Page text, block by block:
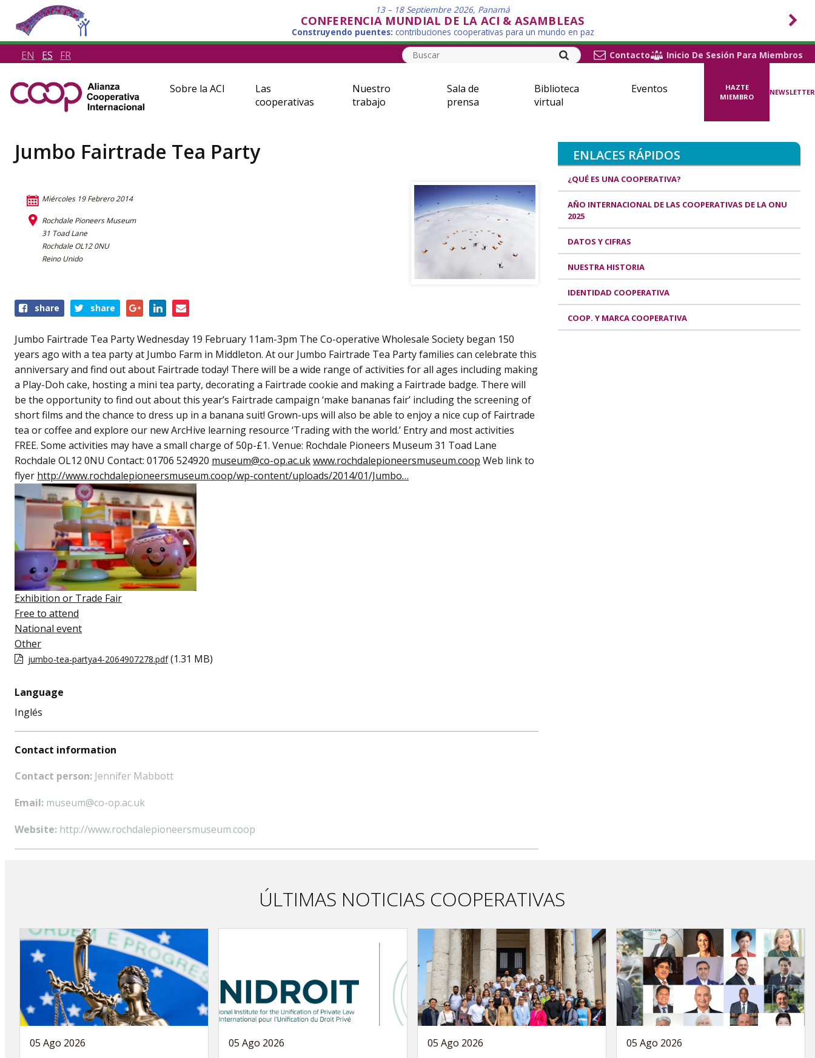
13 – 18 Septiembre 2026, Panamá
CONFERENCIA MUNDIAL DE LA ACI & ASAMBLEAS
Construyendo puentes: contribuciones cooperativas para un mundo en paz
EN ES FR Contacto Inicio De Sesión Para Miembros
Sobre la ACI
Las
cooperativas
Nuestro
trabajo
Sala de
prensa
Biblioteca
virtual
Eventos
HAZTE
MIEMBRO
NEWSLETTER
Jumbo Fairtrade Tea Party
Miércoles 19 Febrero 2014
Rochdale Pioneers Museum
31 Toad Lane
Rochdale OL12 0NU
Reino Unido
Share
event
share share
Jumbo Fairtrade Tea Party Wednesday 19 February 11am-3pm The Co-operative Wholesale Society began 150
years ago with a tea party at Jumbo Farm in Middleton. At our Jumbo Fairtrade Tea Party families can celebrate this
anniversary and find out about Fairtrade today! There will be a wide range of activities for all ages including making
a Play-Doh cake, hosting a mini tea party, decorating a Fairtrade cookie and making a Fairtrade badge. There will
be the opportunity to find out about this year’s Fairtrade campaign ‘make bananas fair’ including the screening of
short films and the chance to dress up in a banana suit! Grown-ups will also be able to enjoy a nice cup of Fairtrade
tea or coffee and explore our new ArcHive learning resource ‘Trading with the world.’ Entry and most activities
FREE. Some activities may have a small charge of 50p-£1. Venue: Rochdale Pioneers Museum 31 Toad Lane
Rochdale OL12 0NU Contact: 01706 524920 museum@co-op.ac.ukwww.rochdalepioneersmuseum.coop Web link to
flyer http://www.rochdalepioneersmuseum.coop/wp-content/uploads/2014/01/Jumbo…
Exhibition or Trade Fair
Free to attend
National event
Other
jumbo-tea-partya4-2064907278.pdf (1.31 MB)
Language
Inglés
Contact information
Contact person: Jennifer Mabbott
Email: museum@co-op.ac.uk
Website: http://www.rochdalepioneersmuseum.coop
ÚLTIMAS NOTICIAS COOPERATIVAS
05 Ago 2026 05 Ago 2026 05 Ago 2026 05 Ago 2026
ENLACES RÁPIDOS
¿QUÉ ES UNA COOPERATIVA?
AÑO INTERNACIONAL DE LAS COOPERATIVAS DE LA ONU
2025
DATOS Y CIFRAS
NUESTRA HISTORIA
IDENTIDAD COOPERATIVA
COOP. Y MARCA COOPERATIVA